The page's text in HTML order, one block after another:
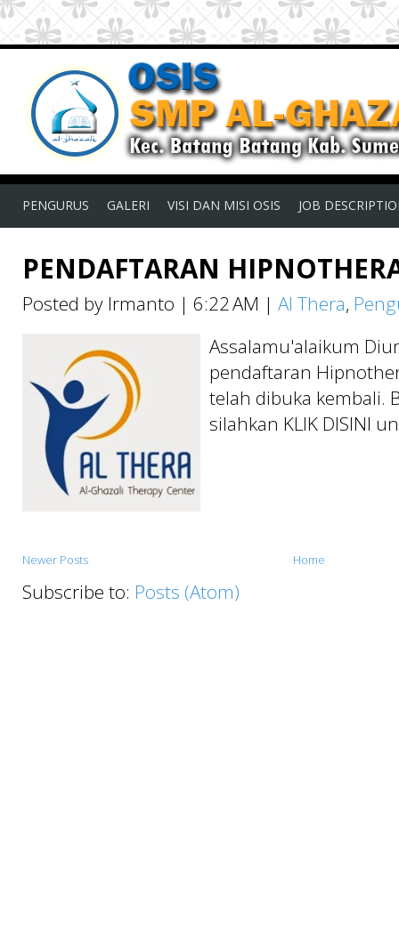
PENGURUS GALERI VISI DAN MISI OSIS JOB
PENDAFTARAN
Posted by Irmanto | 6:22 AM | Al Thera,
Assalamu'alaikum
pendaftaran
telah dibuka kembali.
silahkan KLIK DISINI
Newer Posts Home
Subscribe to: Posts (Atom)